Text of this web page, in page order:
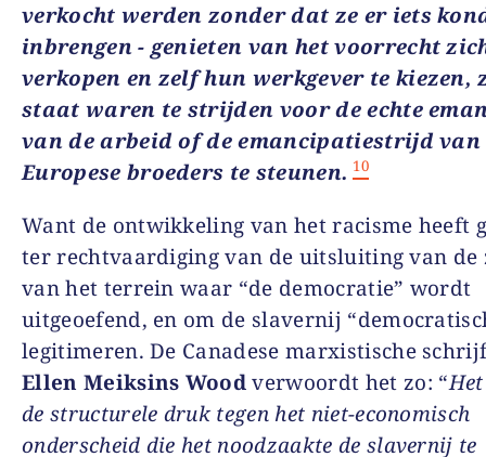
verkocht werden zonder dat ze er iets
inbrengen − genieten van het voorrecht
verkopen en zelf hun werkgever te
staat waren te strijden voor de echte
van de arbeid of de emancipatiestrijd van
Europese broeders te steunen. 10
Want de ontwikkeling van het racisme heeft
ter rechtvaardiging van de uitsluiting van de
van het terrein waar “de democratie” wordt
uitgeoefend, en om de slavernij
legitimeren. De Canadese marxistische
Ellen Meiksins Woodverwoordt het zo: “
de structurele druk tegen het niet-economisch
onderscheid die het noodzaakte de slavernij te